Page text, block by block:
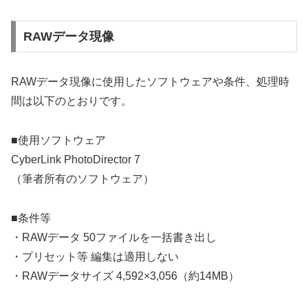
RAWデータ現像
RAWデータ現像に使用したソフトウェアや条件、処理時
間は以下のとおりです。
■使用ソフトウェア
CyberLink PhotoDirector 7
（筆者所有のソフトウェア）
■条件等
・RAWデータ 50ファイルを一括書き出し
・プリセット等 編集は適用しない
・RAWデータサイズ 4,592×3,056（約14MB）